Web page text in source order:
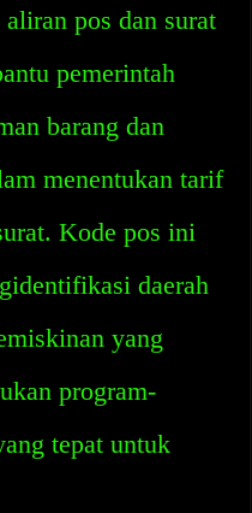
pos dan surat
pemerintah
barang dan
menentukan tarif
Kode pos ini
daerah
yang
program-
tepat untuk